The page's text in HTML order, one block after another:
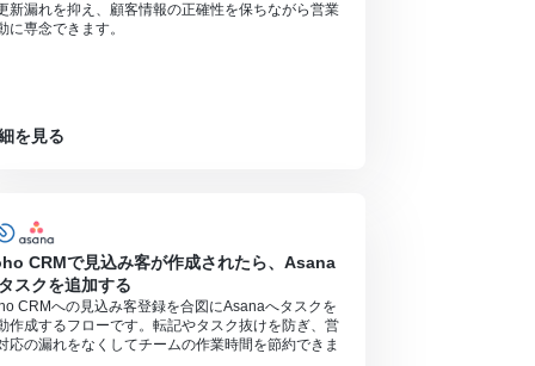
リや機能（オペレーション）を使用すること
新漏れを抑え、顧客情報の正確性を保ちながら営業
に専念できます。
を見る
CRMで見込み客が作成されたら、Asana
スクを追加する
CRMへの見込み客登録を合図にAsanaへタスクを
作成するフローです。転記やタスク抜けを防ぎ、営
応の漏れをなくしてチームの作業時間を節約できま